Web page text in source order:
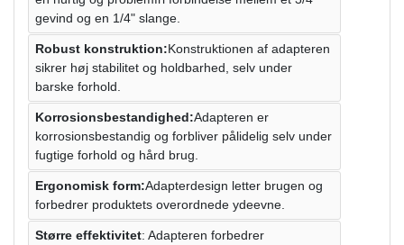
gevind og en 1/4" slange.
Robust konstruktion:Konstruktionen af ​​adapteren
sikrer høj stabilitet og holdbarhed, selv under
barske forhold.
Korrosionsbestandighed:Adapteren er
korrosionsbestandig og forbliver pålidelig selv under
fugtige forhold og hård brug.
Ergonomisk form:Adapterdesign letter brugen og
forbedrer produktets overordnede ydeevne.
Større effektivitet: Adapteren forbedrer